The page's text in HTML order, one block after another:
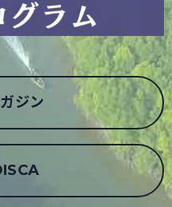
ジン